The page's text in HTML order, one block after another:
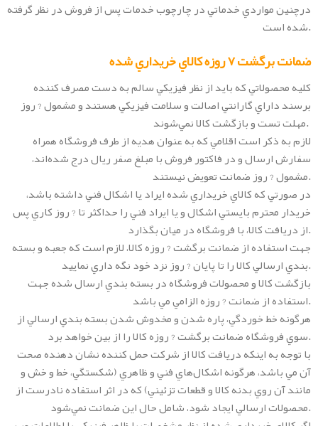
درچنين مواردي خدماتي در چارچوب خدمات پس از فروش در نظر گرفته
شده است.
ضمانت برگشت 7 روزه کالاي خريداري شده
کليه محصولاتي که بايد از نظر فيزيکي سالم به دست مصرف کننده
برسند داراي گارانتي اصالت و سلامت فيزيکي هستند و مشمول ? روز
مهلت تست و بازگشت کالا نمي‌شوند.
لازم به ذکر است اقلامي که به عنوان هديه‌ از طرف فروشگاه همراه
سفارش ارسال و در فاکتور فروش با مبلغ صفر ريال درج شده‌اند،
مشمول ? روز ضمانت تعويض نيستند.
در صورتي که کالاي خريداري شده ايراد يا اشکال فني داشته باشد،
خريدار محترم بايستي اشکال و يا ايراد فني را حداکثر تا ? روز کاري پس
از دريافت کالا، با فروشگاه در ميان بگذارد.
جهت استفاده از ضمانت برگشت ? روزه کالا، لازم است که جعبه و بسته
بندي ارسالي کالا را تا پايان ? روز نزد خود نگه داري نماييد.
بازگشت کالا و محصولات فروشگاه در بسته بندي ارسال شده جهت
استفاده از ضمانت ? روزه الزامي مي باشد.
هرگونه خط خوردگي، پاره شدن و مخدوش شدن بسته بندي ارسالي از
سوي فروشگاه ضمانت برگشت ? روزه کالا را از بين خواهد برد.
با توجه به اينکه دريافت کالا از شرکت حمل کننده نشان دهنده صحت
آن مي باشد، هرگونه اشکال‏‏‌هاي فني و ظاهري (شکستگي، خط و خش و
مانند آن روي بدنه کالا و قطعات تزئيني) که در اثر استفاده نادرست از
محصولات ارسالي ايجاد شود، شامل حال اين ضمانت نمي‏‏‌شود.